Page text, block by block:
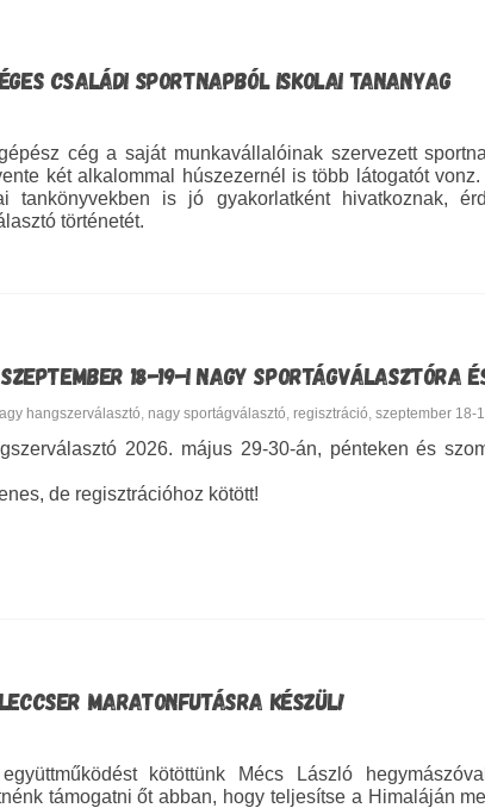
CSALÁDI SPORTNAPBÓL ISKOLAI TANANYAG
cég a saját munkavállalóinak szervezett
két alkalommal húszezernél is több látogatót
tankönyvekben is jó gyakorlatként hivatkoznak,
történetét.
18-19-I NAGY SPORTÁGVÁLASZTÓRA
hangszerválasztó, nagy sportágválasztó, regisztráció, szeptember 18-
2026. május 29-30-án, pénteken és
de regisztrációhoz kötött!
MARATONFUTÁSRA KÉSZÜL!
kötöttünk Mécs László
támogatni őt abban, hogy teljesítse a Himaláján